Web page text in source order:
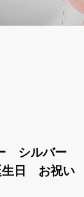
ー シルバ
日 お祝い